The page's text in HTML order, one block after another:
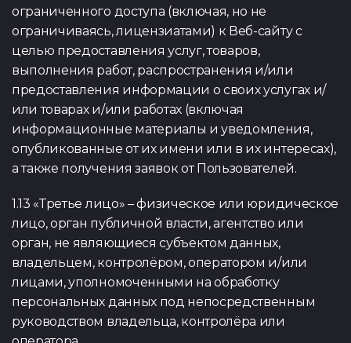
ограниченного доступа (включая, но не
ограничиваясь, лицензиатами) к Веб-сайту с
целью предоставления услуг, товаров,
выполнения работ, распространения и/или
предоставления информации о своих услугах и/
или товарах и/или работах (включая
информационные материалы и уведомления,
опубликованные от их имени или в их интересах),
а также получения заявок от Пользователей.
1.13 «Третье лицо» – физическое или юридическое
лицо, орган публичной власти, агентство или
орган, не являющиеся субъектом данных,
владельцем, контролёром, оператором и/или
лицами, уполномоченными на обработку
персональных данных под непосредственным
руководством владельца, контролёра или